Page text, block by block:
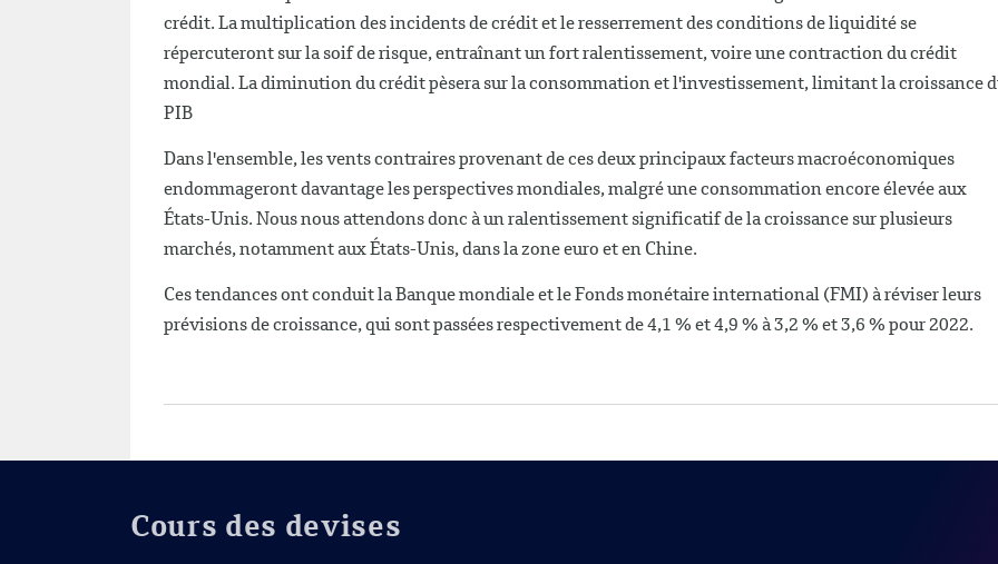
crédit. La multiplication des incidents de crédit et le resserrement des conditions de liquidité se
répercuteront sur la soif de risque, entraînant un fort ralentissement, voire une contraction du crédit
mondial. La diminution du crédit pèsera sur la consommation et l'investissement, limitant la croissance
PIB
Dans l'ensemble, les vents contraires provenant de ces deux principaux facteurs macroéconomiques
endommageront davantage les perspectives mondiales, malgré une consommation encore élevée aux
États-Unis. Nous nous attendons donc à un ralentissement significatif de la croissance sur plusieurs
marchés, notamment aux États-Unis, dans la zone euro et en Chine.
Ces tendances ont conduit la Banque mondiale et le Fonds monétaire international (FMI) à réviser leurs
prévisions de croissance, qui sont passées respectivement de 4,1 % et 4,9 % à 3,2 % et 3,6 % pour 2022.
Cours des devises